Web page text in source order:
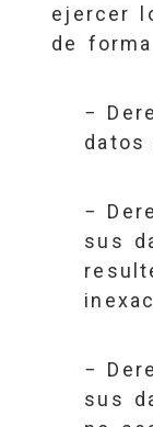
ejercer
de
−
datos
−
sus
−
sus